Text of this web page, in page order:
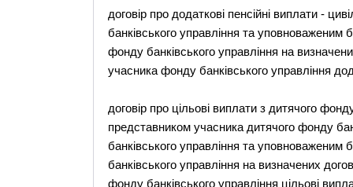
договір про додаткові пенсійні виплати -
банківського управління та уповноваженим
фонду банківського управління на
учасника фонду банківського управління
договір про цільові виплати з дитячого
представником учасника дитячого фонду
банківського управління та
банківського управління на визначених
фонду банківського управління цільові